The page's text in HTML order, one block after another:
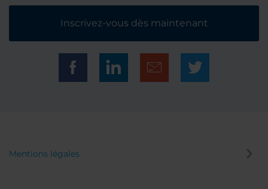
Inscrivez-vous dès maintenant
Mentions légales